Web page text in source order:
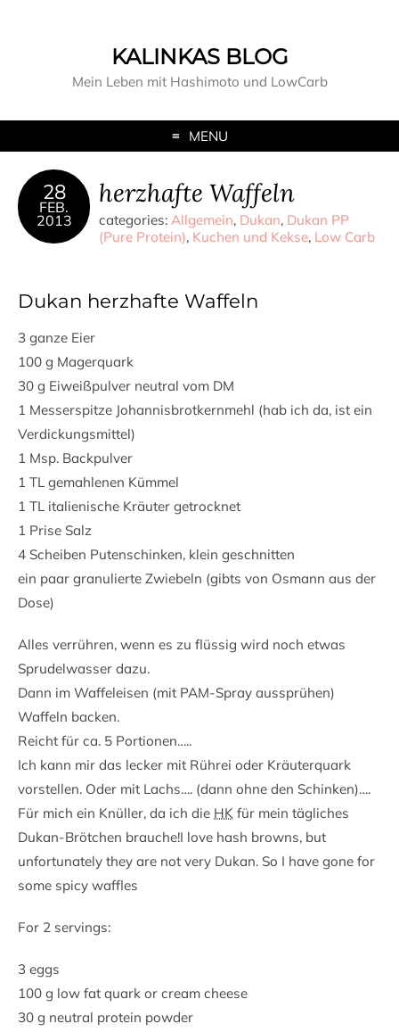
KALINKAS BLOG
Mein Leben mit Hashimoto und LowCarb
MENU
28
FEB.
2013
herzhafte Waffeln
categories: Allgemein, Dukan, Dukan PP
(Pure Protein), Kuchen und Kekse, Low Carb
Dukan herzhafte Waffeln
3 ganze Eier
100 g Magerquark
30 g Eiweißpulver neutral vom DM
1 Messerspitze Johannisbrotkernmehl (hab ich da, ist ein
Verdickungsmittel)
1 Msp. Backpulver
1 TL gemahlenen Kümmel
1 TL italienische Kräuter getrocknet
1 Prise Salz
4 Scheiben Putenschinken, klein geschnitten
ein paar granulierte Zwiebeln (gibts von Osmann aus der
Dose)
Alles verrühren, wenn es zu flüssig wird noch etwas
Sprudelwasser dazu.
Dann im Waffeleisen (mit PAM-Spray aussprühen)
Waffeln backen.
Reicht für ca. 5 Portionen…..
Ich kann mir das lecker mit Rührei oder Kräuterquark
vorstellen. Oder mit Lachs…. (dann ohne den Schinken)….
Für mich ein Knüller, da ich die HK für mein tägliches
Dukan-Brötchen brauche!I love hash browns, but
unfortunately they are not very Dukan. So I have gone for
some spicy waffles
For 2 servings:
3 eggs
100 g low fat quark or cream cheese
30 g neutral protein powder